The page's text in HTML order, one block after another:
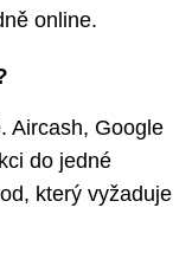
online.
Aircash, Google
do jedné
který vyžaduje